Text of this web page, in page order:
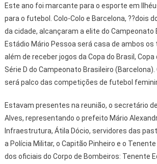
Este ano foi marcante para o esporte em
para o futebol. Colo-Colo e Barcelona, ??dois
da cidade, alcançaram a elite do Campeonato
Estádio Mário Pessoa será casa de ambos os
além de receber jogos da Copa do Brasil,
Série D do Campeonato Brasileiro
será palco das competições de futebol
Estavam presentes na reunião, o secretário
Alves, representando o prefeito Mário
Infraestrutura, Átila Dócio, servidores das
a Polícia Militar, o Capitão Pinheiro e o
dos oficiais do Corpo de Bombeiros: Tenente